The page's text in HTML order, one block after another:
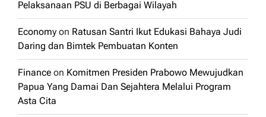
Pelaksanaan PSU di Berbagai Wilayah
Economy on Ratusan Santri Ikut Edukasi Bahaya Judi
Daring dan Bimtek Pembuatan Konten
Finance on Komitmen Presiden Prabowo Mewujudkan
Papua Yang Damai Dan Sejahtera Melalui Program
Asta Cita